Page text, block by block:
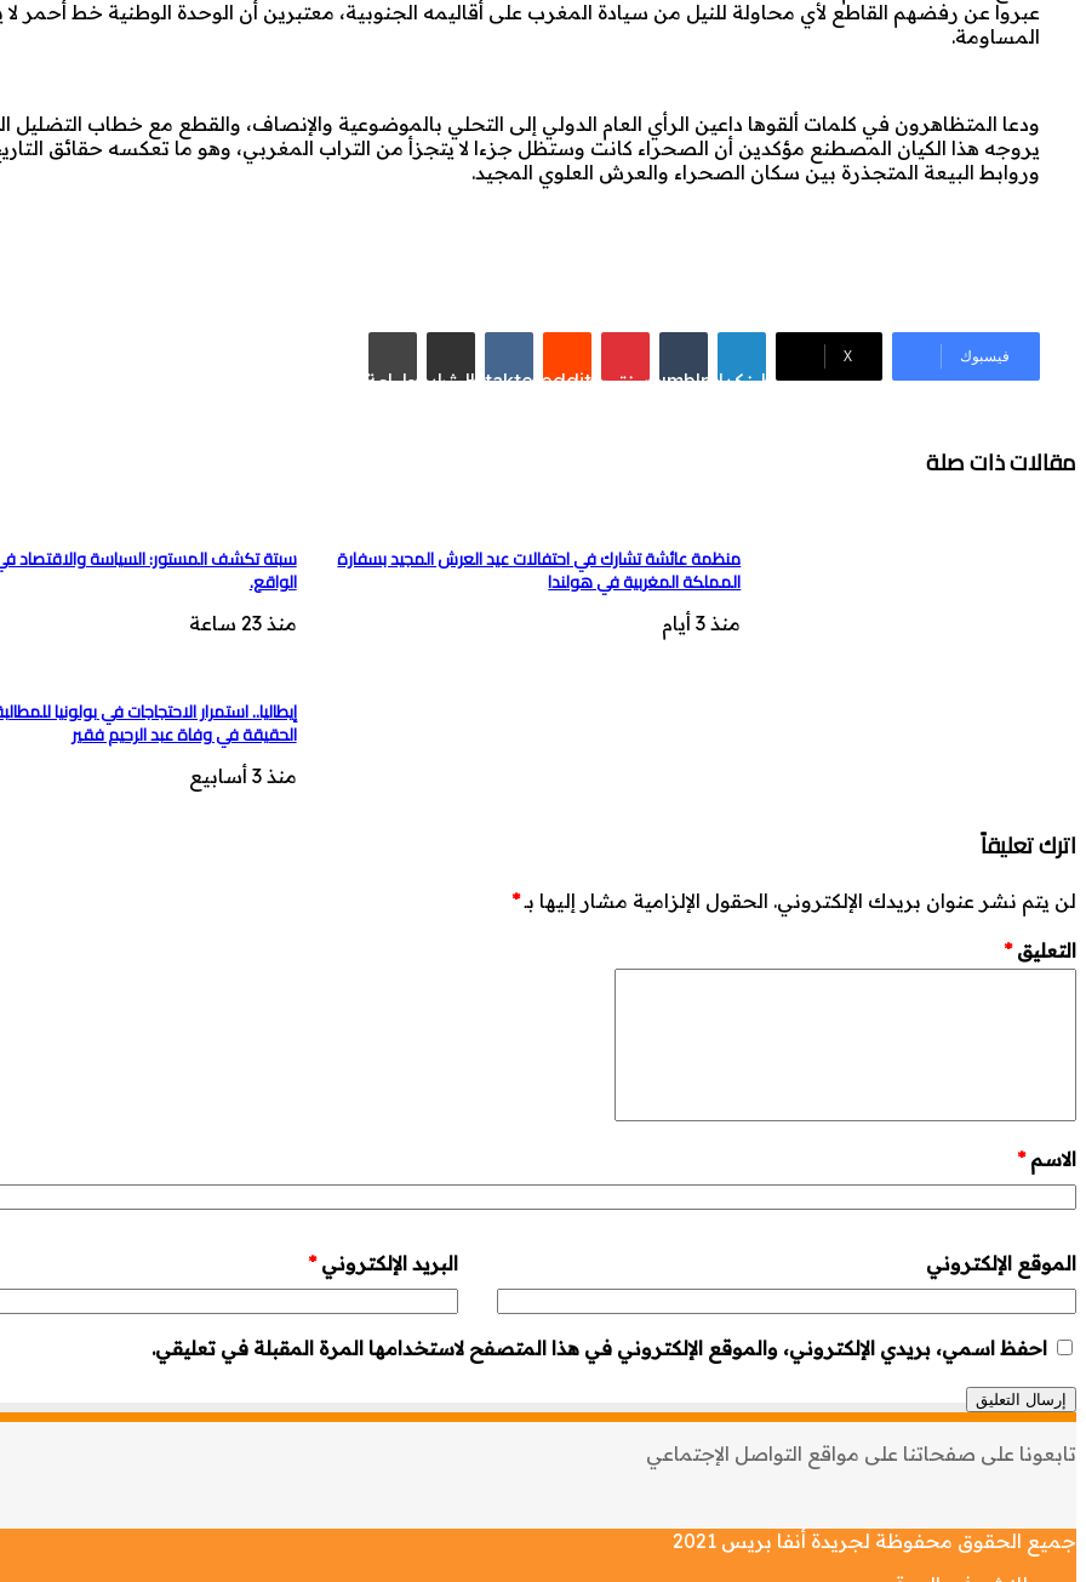
عبروا عن رفضهم القاطع لأي محاولة للنيل من سيادة المغرب على أقاليمه الجنوبية، معتبرين أن الوحدة الوطنية خط أحمر لا
المساومة.
ودعا المتظاهرون في كلمات ألقوها داعين الرأي العام الدولي إلى التحلي بالموضوعية والإنصاف، والقطع مع خطاب التضليل
يروجه هذا الكيان المصطنع مؤكدين أن الصحراء كانت وستظل جزءا لا يتجزأ من التراب المغربي، وهو ما تعكسه حقائق
وروابط البيعة المتجذرة بين سكان الصحراء والعرش العلوي المجيد.
فيسبوك ‫X
لينكدإنTumblrبينتيريست
Reddit
VKontakte
مشاركة عبر البريد طباعة
مقالات ذات صلة
سبتة تكشف المستور: السياسة والاقتصاد
الواقع.
منذ 23 ساعة
منظمة عائشة تشارك في احتفالات عيد العرش المجيد بسفارة
المملكة المغربية في هولندا
منذ 3 أيام
إيطاليا.. استمرار الاحتجاجات في بولونيا
الحقيقة في وفاة عبد الرحيم فقير
منذ 3 أسابيع
اترك تعليقاً
لن يتم نشر عنوان بريدك الإلكتروني. الحقول الإلزامية مشار إليها بـ*
التعليق*
الاسم*
البريد الإلكتروني* الموقع الإلكتروني
احفظ اسمي، بريدي الإلكتروني، والموقع الإلكتروني في هذا المتصفح لاستخدامها المرة المقبلة في تعليقي.
تابعونا على صفحاتنا على مواقع التواصل الإجتماعي
جميع الحقوق محفوظة لجريدة أنفا بريس 2021